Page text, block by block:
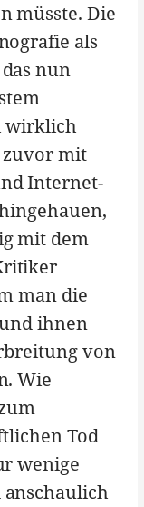
müsste. Die
als
nun
wirklich
zuvor mit
Internet-
mit dem
man die
ihnen
von
Wie
Tod
wenige